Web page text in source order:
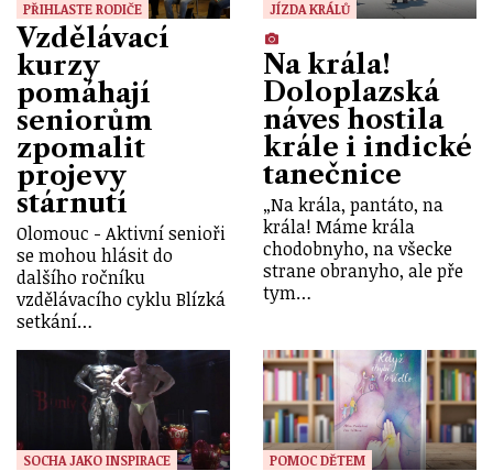
PŘIHLASTE RODIČE
Vzdělávací
kurzy
pomáhají
seniorům
zpomalit
projevy
stárnutí
Olomouc - Aktivní senioři
se mohou hlásit do
dalšího ročníku
vzdělávacího cyklu Blízká
setkání…
JÍZDA KRÁLŮ
Na krála!
Doloplazská
náves hostila
krále i indické
tanečnice
„Na krála, pantáto, na
krála! Máme krála
chodobnyho, na všecke
strane obranyho, ale pře
tym…
SOCHA JAKO INSPIRACE POMOC DĚTEM